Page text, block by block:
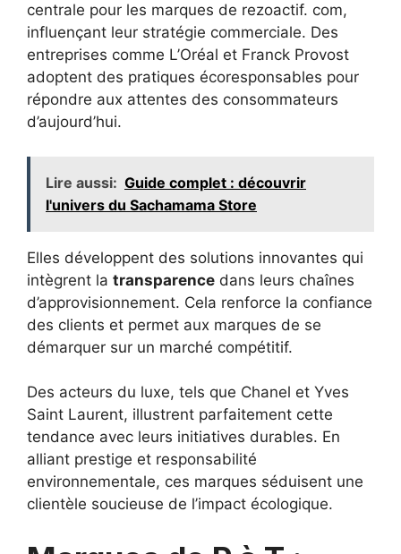
centrale pour les marques de rezoactif. com,
influençant leur stratégie commerciale. Des
entreprises comme L’Oréal et Franck Provost
adoptent des pratiques écoresponsables pour
répondre aux attentes des consommateurs
d’aujourd’hui.
Lire aussi: Guide complet : découvrir
l'univers du Sachamama Store
Elles développent des solutions innovantes qui
intègrent la transparence dans leurs chaînes
d’approvisionnement. Cela renforce la confiance
des clients et permet aux marques de se
démarquer sur un marché compétitif.
Des acteurs du luxe, tels que Chanel et Yves
Saint Laurent, illustrent parfaitement cette
tendance avec leurs initiatives durables. En
alliant prestige et responsabilité
environnementale, ces marques séduisent une
clientèle soucieuse de l’impact écologique.